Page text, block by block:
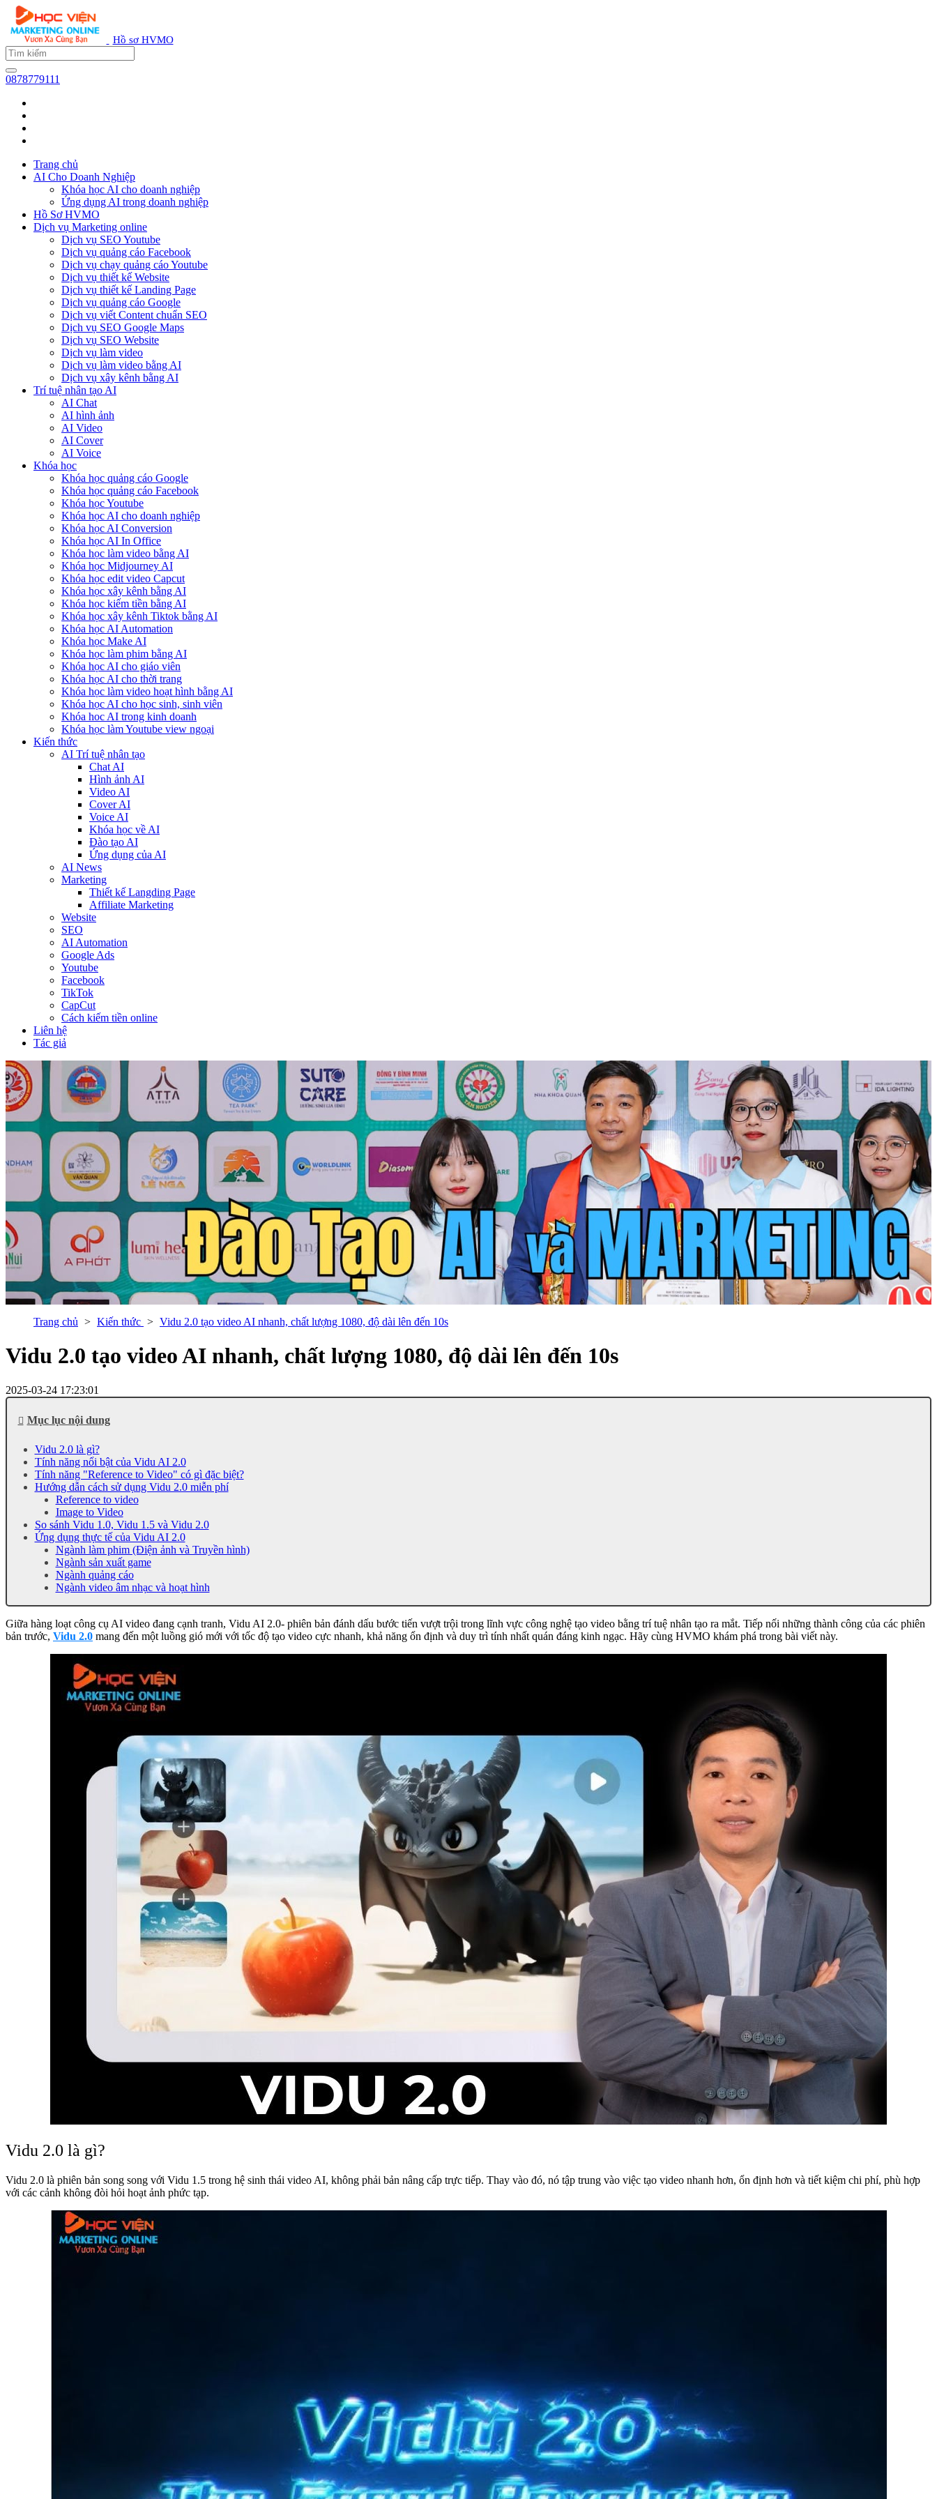
Hồ sơ HVMO
0878779111
Trang chủ
AI Cho Doanh Nghiệp
Khóa học AI cho doanh nghiệp
Ứng dụng AI trong doanh nghiệp
Hồ Sơ HVMO
Dịch vụ Marketing online
Dịch vụ SEO Youtube
Dịch vụ quảng cáo Facebook
Dịch vụ chạy quảng cáo Youtube
Dịch vụ thiết kế Website
Dịch vụ thiết kế Landing Page
Dịch vụ quảng cáo Google
Dịch vụ viết Content chuẩn SEO
Dịch vụ SEO Google Maps
Dịch vụ SEO Website
Dịch vụ làm video
Dịch vụ làm video bằng AI
Dịch vụ xây kênh bằng AI
Trí tuệ nhân tạo AI
AI Chat
AI hình ảnh
AI Video
AI Cover
AI Voice
Khóa học
Khóa học quảng cáo Google
Khóa học quảng cáo Facebook
Khóa học Youtube
Khóa học AI cho doanh nghiệp
Khóa học AI Conversion
Khóa học AI In Office
Khóa học làm video bằng AI
Khóa học Midjourney AI
Khóa học edit video Capcut
Khóa học xây kênh bằng AI
Khóa học kiếm tiền bằng AI
Khóa học xây kênh Tiktok bằng AI
Khóa học AI Automation
Khóa học Make AI
Khóa học làm phim bằng AI
Khóa học AI cho giáo viên
Khóa học AI cho thời trang
Khóa học làm video hoạt hình bằng AI
Khóa học AI cho học sinh, sinh viên
Khóa hoc AI trong kinh doanh
Khóa học làm Youtube view ngoại
Kiến thức
AI Trí tuệ nhân tạo
Chat AI
Hình ảnh AI
Video AI
Cover AI
Voice AI
Khóa học về AI
Đào tạo AI
Ứng dụng của AI
AI News
Marketing
Thiết kế Langding Page
Affiliate Marketing
Website
SEO
AI Automation
Google Ads
Youtube
Facebook
TikTok
CapCut
Cách kiếm tiền online
Liên hệ
Tác giả
Trang chủ Kiến thức Vidu 2.0 tạo video AI nhanh, chất lượng 1080, độ dài lên đến 10s
Vidu 2.0 tạo video AI nhanh, chất lượng 1080, độ dài lên đến 10s
2025-03-24 17:23:01
Mục lục nội dung
Vidu 2.0 là gì?
Tính năng nổi bật của Vidu AI 2.0
Tính năng "Reference to Video" có gì đặc biệt?
Hướng dẫn cách sử dụng Vidu 2.0 miễn phí
Reference to video
Image to Video
So sánh Vidu 1.0, Vidu 1.5 và Vidu 2.0
Ứng dụng thực tế của Vidu AI 2.0
Ngành làm phim (Điện ảnh và Truyền hình)
Ngành sản xuất game
Ngành quảng cáo
Ngành video âm nhạc và hoạt hình
Giữa hàng loạt công cụ AI video đang cạnh tranh, Vidu AI 2.0- phiên bản đánh dấu bước tiến vượt trội trong lĩnh vực công nghệ tạo video bằng trí tuệ nhân tạo ra mắt. Tiếp nối những thành công của các phiên
bản trước, Vidu 2.0 mang đến một luồng gió mới với tốc độ tạo video cực nhanh, khả năng ổn định và duy trì tính nhất quán đáng kinh ngạc. Hãy cùng HVMO khám phá trong bài viết này.
Vidu 2.0 là gì?
Vidu 2.0 là phiên bản song song với Vidu 1.5 trong hệ sinh thái video AI, không phải bản nâng cấp trực tiếp. Thay vào đó, nó tập trung vào việc tạo video nhanh hơn, ổn định hơn và tiết kiệm chi phí, phù hợp
với các cảnh không đòi hỏi hoạt ảnh phức tạp.